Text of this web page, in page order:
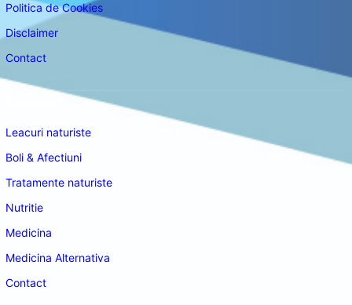
Politica de Cookies
Disclaimer
Contact
Leacuri naturiste
Boli & Afectiuni
Tratamente naturiste
Nutritie
Medicina
Medicina Alternativa
Contact